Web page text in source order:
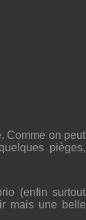
Comme on peut
pièges,
(enfin surtout
mais une belle